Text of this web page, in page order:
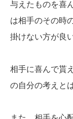
与えたものを喜
は相手のその時
掛けない方が良
相手に喜んで貰
の自分の考えと